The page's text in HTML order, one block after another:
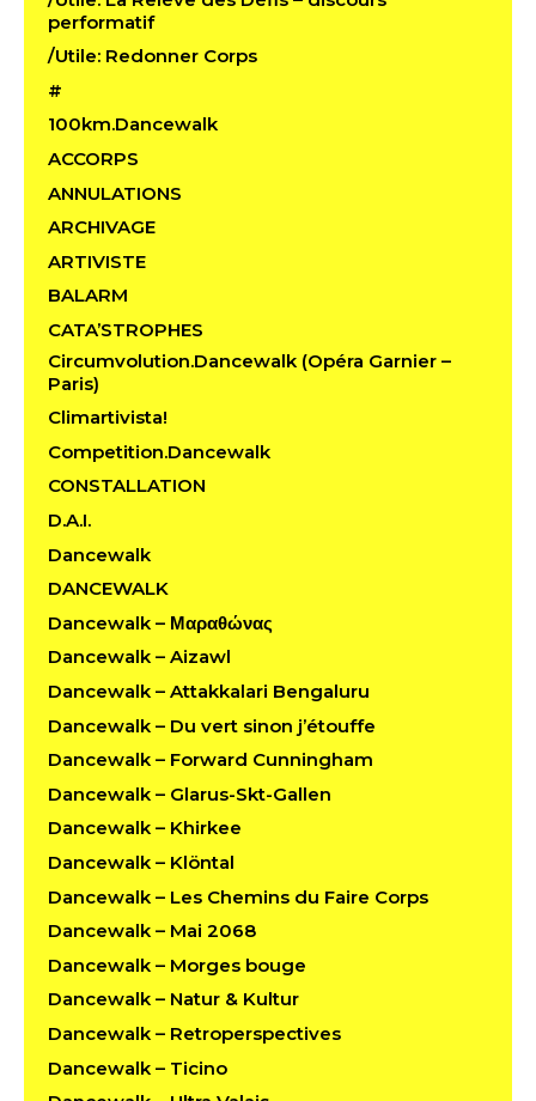
performatif
/Utile: Redonner Corps
#
100km.Dancewalk
ACCORPS
ANNULATIONS
ARCHIVAGE
ARTIVISTE
BALARM
CATA’STROPHES
Circumvolution.Dancewalk (Opéra Garnier –
Paris)
Climartivista!
Competition.Dancewalk
CONSTALLATION
D.A.I.
Dancewalk
DANCEWALK
Dancewalk – Μαραθώνας
Dancewalk – Aizawl
Dancewalk – Attakkalari Bengaluru
Dancewalk – Du vert sinon j’étouffe
Dancewalk – Forward Cunningham
Dancewalk – Glarus-Skt-Gallen
Dancewalk – Khirkee
Dancewalk – Klöntal
Dancewalk – Les Chemins du Faire Corps
Dancewalk – Mai 2068
Dancewalk – Morges bouge
Dancewalk – Natur & Kultur
Dancewalk – Retroperspectives
Dancewalk – Ticino